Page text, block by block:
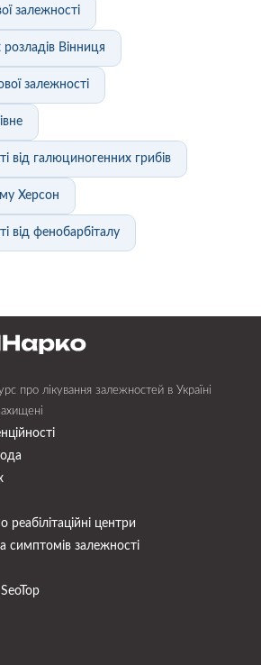
залежності
розладів Вінниця
залежності
від галюциногенних грибів
Херсон
від фенобарбіталу
про лікування залежностей в Україні
центри
симптомів залежності
SeoTop